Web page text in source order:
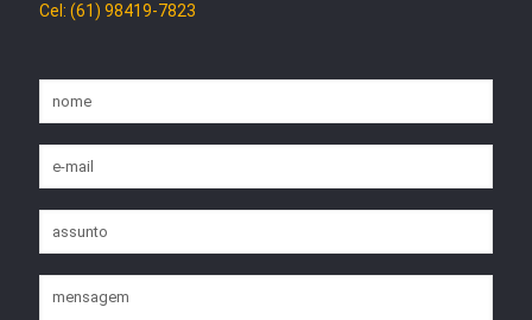
Cel: (61) 98419-7823